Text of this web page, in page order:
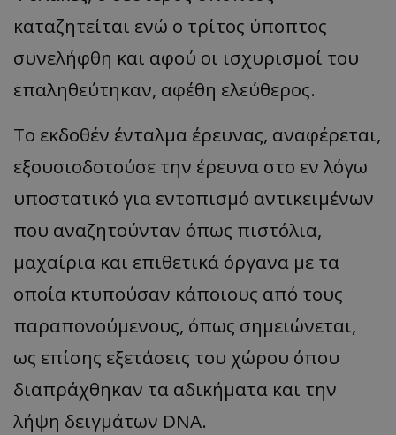
καταζητείται ενώ ο τρίτος ύποπτος
συνελήφθη και αφού οι ισχυρισμοί του
επαληθεύτηκαν, αφέθη ελεύθερος.
Το εκδοθέν ένταλμα έρευνας, αναφέρεται,
εξουσιοδοτούσε την έρευνα στο εν λόγω
υποστατικό για εντοπισμό αντικειμένων
που αναζητούνταν όπως πιστόλια,
μαχαίρια και επιθετικά όργανα με τα
οποία κτυπούσαν κάποιους από τους
παραπονούμενους, όπως σημειώνεται,
ως επίσης εξετάσεις του χώρου όπου
διαπράχθηκαν τα αδικήματα και την
λήψη δειγμάτων DNA.